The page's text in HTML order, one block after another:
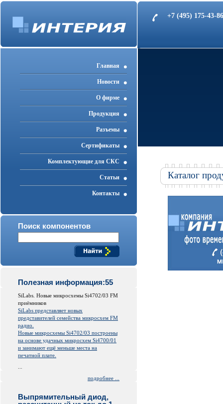
+7 (495) 175-43-
Главная
Новости
О фирме
Продукция
Разъемы
Cертификаты
Комплектующие для СКС
Статьи
Контакты
Поиск компонентов
Полезная информация:55
SiLabs. Новые микросхемы Si4702/03 FM
приёмников
SiLabs представляет новых
представителей семейства микросхем FM
радио.
Новые микросхемы Si4702/03 построены
на основе удачных микросхем Si4700/01
и занимают ещё меньше места на
печатной плате.
подробнее ...
Выпрямительный диод,
Каталог